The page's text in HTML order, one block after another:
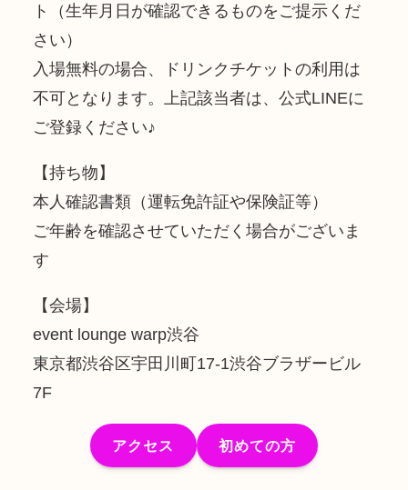
ト（生年月日が確認できるものをご提示くだ
さい）
入場無料の場合、ドリンクチケットの利用は
不可となります。上記該当者は、公式LINEに
ご登録ください♪
【持ち物】
本人確認書類（運転免許証や保険証等）
ご年齢を確認させていただく場合がございま
す
【会場】
event lounge warp渋谷
東京都渋谷区宇田川町17-1渋谷ブラザービル
7F
アクセス 初めての方